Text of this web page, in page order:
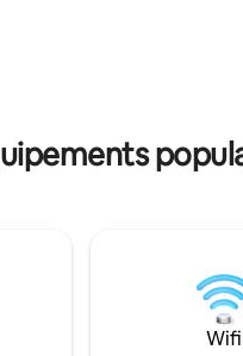
à pied.
Wifi